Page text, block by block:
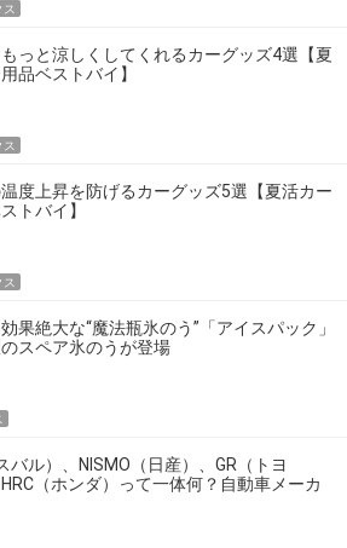
ス
っと涼しくしてくれるカーグッズ4選【夏
品ベストバイ】
ス
度上昇を防げるカーグッズ5選【夏活カー
トバイ】
ス
果絶大な“魔法瓶氷のう”「アイスパック」
スペア氷のうが登場
バル）、NISMO（日産）、GR（トヨ
（ホンダ）って一体何？自動車メーカ